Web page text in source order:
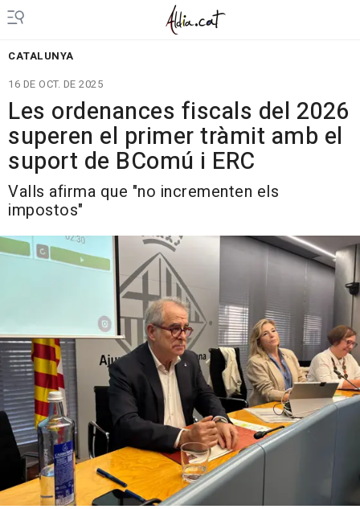
CATALUNYA
16 DE OCT. DE 2025
Les ordenances fiscals del 2026
superen el primer tràmit amb el
suport de BComú i ERC
Valls afirma que "no incrementen els
impostos"